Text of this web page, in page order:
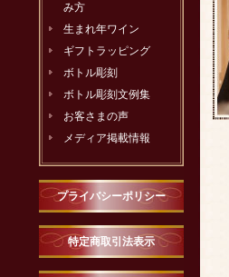
み方
生まれ年ワイン
ギフトラッピング
ボトル彫刻
ボトル彫刻文例集
お客さまの声
メディア掲載情報
プライバシーポリシー
特定商取引法表示